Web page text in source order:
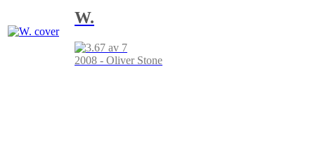
W.
2008 - Oliver Stone